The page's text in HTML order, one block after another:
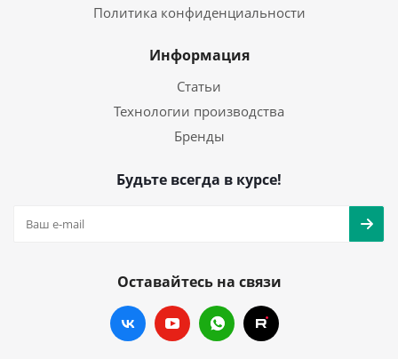
Политика конфиденциальности
Информация
Статьи
Технологии производства
Бренды
Будьте всегда в курсе!
Оставайтесь на связи